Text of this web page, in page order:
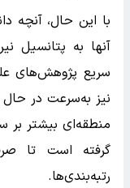
با این حال، آنچه
آنها به پتانسیل
سریع پژوهش‌های
نیز به‌سرعت در
منطقه‌ای بیشتر بر
گرفته است تا
رتبه‌بندی‌ها.